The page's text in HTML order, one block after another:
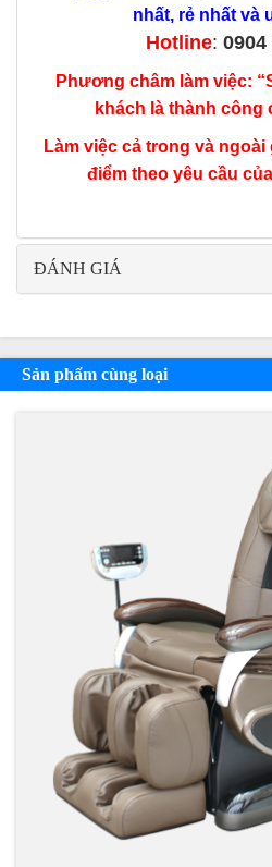
nhất, rẻ nhất và
Hotline: 0904
Phương châm làm việc:
khách là thành công
Làm việc cả trong và
điểm theo yêu cầu
ĐÁNH GIÁ
Sản phẩm cùng loại